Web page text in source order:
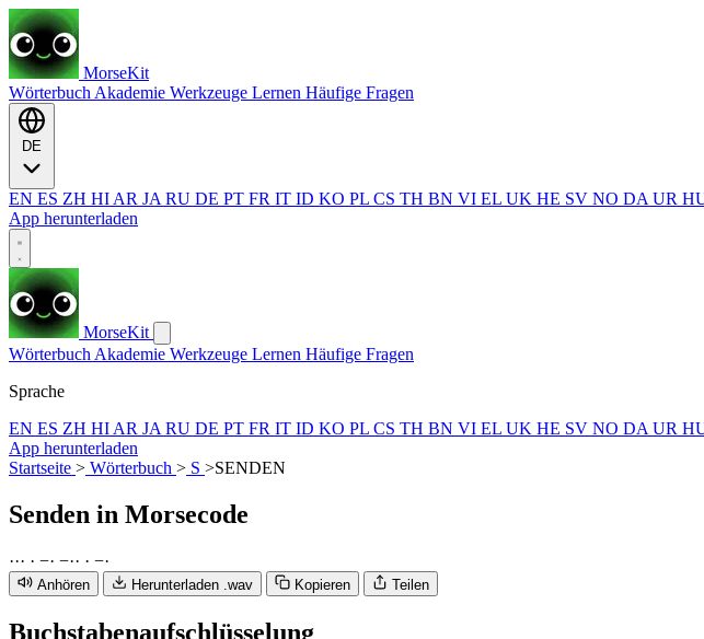
MorseKit
Wörterbuch Akademie Werkzeuge Lernen Häufige Fragen
EN ES ZH HI AR JA RU DE PT FR IT ID KO PL CS TH BN VI EL UK HE SV NO DA UR
App herunterladen
MorseKit
Wörterbuch Akademie Werkzeuge Lernen Häufige Fragen
Sprache
EN ES ZH HI AR JA RU DE PT FR IT ID KO PL CS TH BN VI EL UK HE SV NO DA UR
App herunterladen
Startseite > Wörterbuch > S >SENDEN
Senden in Morsecode
··· · −· −·· · −·
Anhören Herunterladen .wav Kopieren Teilen
Buchstabenaufschlüsselung